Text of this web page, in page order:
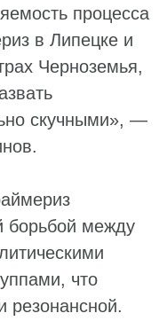
процесса
в Липецке и
Черноземья,
скучными», —
борьбой между
что
резонансной.